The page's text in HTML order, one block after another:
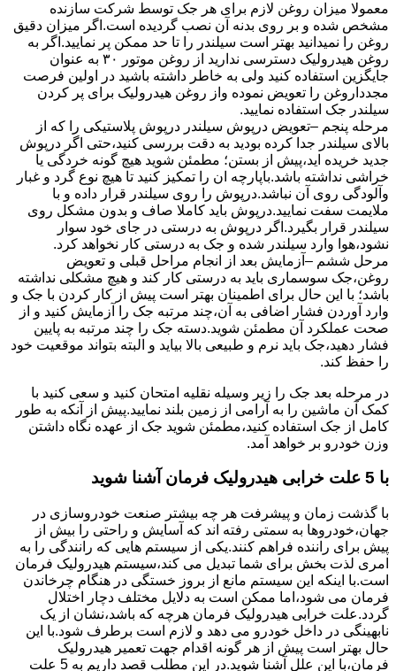
معمولا میزان روغن لازم برای هر جک توسط شرکت سازنده
مشخص شده و بر روی بدنه آن نصب گردیده است.اگر میزان دقیق
روغن را نمیدانید بهتر است سیلندر را تا حد ممکن پر نمایید.اگر به
روغن هیدرولیک دسترسی ندارید از روغن موتور ۳۰ به عنوان
جایگزین استفاده کنید ولی به خاطر داشته باشید در اولین فرصت
مجدداروغن را تعویض نموده واز روغن هیدرولیک برای پر کردن
سیلندر جک استفاده نمایید.
مرحله پنجم –تعویض درپوش سیلندر درپوش پلاستیکی را که از
بالای سیلندر جدا کرده بودید به دقت بررسی کنید،حتی اگر درپوش
جدید خریده اید،پیش از بستن؛ مطمئن شوید هیچ گونه خردگی یا
خراشی نداشته باشد.باپارچه ان را تمکیز کنید تا هیچ نوع گرد و غبار
وآلودگی روی آن نباشد.درپوش را روی سیلندر قرار داده و با
ملایمت سفت نمایید.درپوش باید کاملا صاف و بدون مشکل روی
سیلندر قرار بگیرد.اگر درپوش به درستی در جای خود سوار
نشود،هوا وارد سیلندر شده و جک به درستی کار نخواهد کرد.
مرحل ششم –آزمایش بعد از انجام مراحل قبلی و تعویض
روغن،جک سوسماری باید به درستی کار کند و هیچ مشکلی نداشته
باشد؛ با این حال برای اطمینان بهتر است پیش از کار کردن با جک و
وارد آوردن فشار اضافی به آن،چند مرتبه جک را آزمایش کنید و از
صحت عملکرد آن مطمئن شوید.دسته جک را چند مرتبه به پایین
فشار دهید،جک باید نرم و طبیعی بالا بیاید و البته بتواند موقعیت خود
را حفظ کند.
در مرحله بعد جک را زیر وسیله نقلیه امتحان کنید و سعی کنید با
کمک آن ماشین را به آرامی از زمین بلند نمایید.پیش از آنکه به طور
کامل از جک استفاده کنید،مطمئن شوید جک از عهده نگاه داشتن
وزن خودرو بر خواهد آمد.
با 5 علت خرابی هیدرولیک فرمان آشنا شوید
با گذشت زمان و پیشرفت هر چه بیشتر صنعت خودروسازی در
جهان،خودروها به سمتی رفته اند که آسایش و راحتی را بیش از
پیش برای راننده فراهم کنند.یکی از سیستم هایی که رانندگی را به
امری لذت بخش برای شما تبدیل می کند،سیستم هیدرولیک فرمان
است.با اینکه این سیستم مانع از بروز خستگی در هنگام چرخاندن
فرمان می شود،اما ممکن است به دلایل مختلف دچار اختلال
گردد.علت خرابی هیدرولیک فرمان هرچه که باشد،نشان از یک
نابهینگی در داخل خودرو می دهد و لازم است برطرف شود.با این
حال بهتر است پیش از هر گونه اقدام جهت تعمیر هیدرولیک
فرمان،با این علل آشنا شوید.در این مطلب قصد داریم به 5 علت